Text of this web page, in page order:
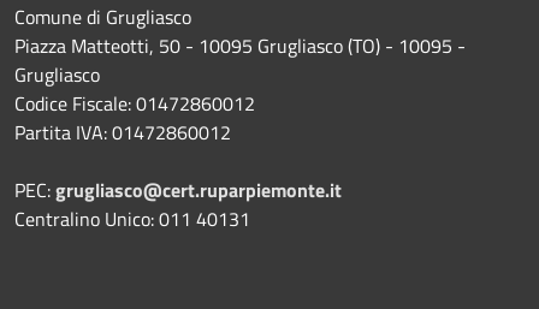
Comune di Grugliasco
Piazza Matteotti, 50 - 10095 Grugliasco (TO) - 10095 -
Grugliasco
Codice Fiscale: 01472860012
Partita IVA: 01472860012
PEC:grugliasco@cert.ruparpiemonte.it
Centralino Unico: 011 40131